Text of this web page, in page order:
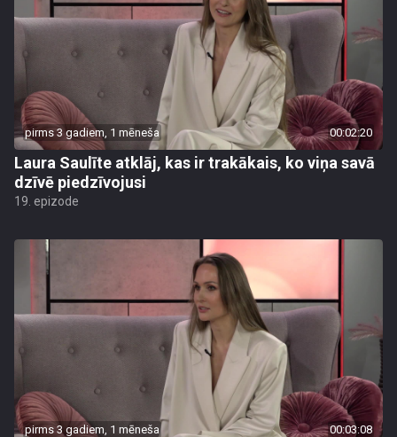
pirms 3 gadiem, 1 mēneša 00:02:20
Laura Saulīte atklāj, kas ir trakākais, ko viņa savā
dzīvē piedzīvojusi
19. epizode
pirms 3 gadiem, 1 mēneša 00:03:08